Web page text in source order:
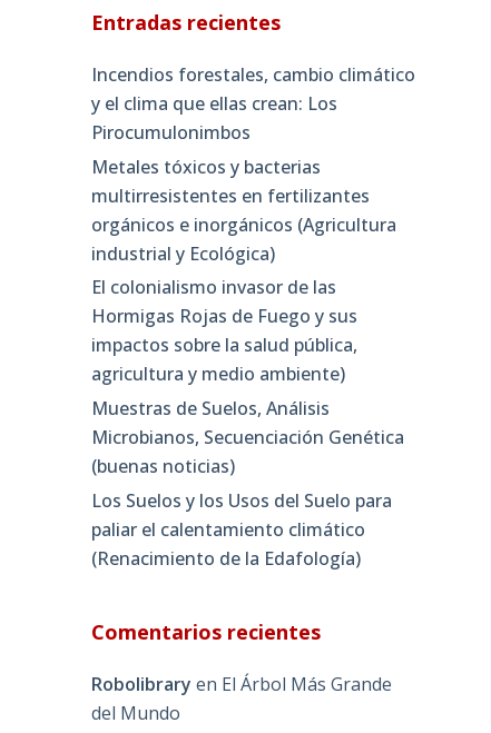
Entradas recientes
Incendios forestales, cambio climático
y el clima que ellas crean: Los
Pirocumulonimbos
Metales tóxicos y bacterias
multirresistentes en fertilizantes
orgánicos e inorgánicos (Agricultura
industrial y Ecológica)
El colonialismo invasor de las
Hormigas Rojas de Fuego y sus
impactos sobre la salud pública,
agricultura y medio ambiente)
Muestras de Suelos, Análisis
Microbianos, Secuenciación Genética
(buenas noticias)
Los Suelos y los Usos del Suelo para
paliar el calentamiento climático
(Renacimiento de la Edafología)
Comentarios recientes
Robolibrary en El Árbol Más Grande
del Mundo